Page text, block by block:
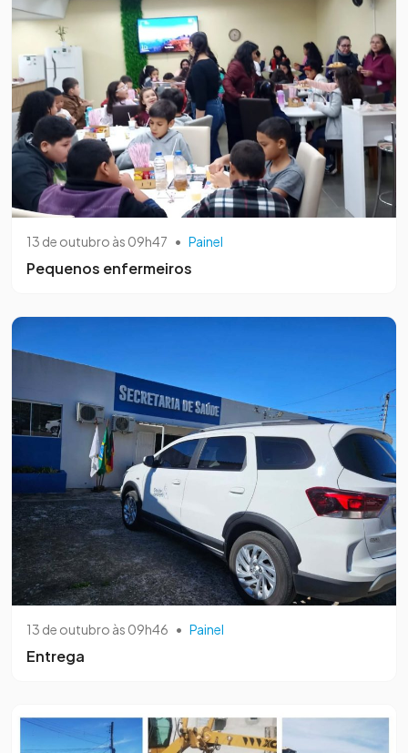
13 de outubro às 09h47 • Painel
Pequenos enfermeiros
13 de outubro às 09h46 • Painel
Entrega